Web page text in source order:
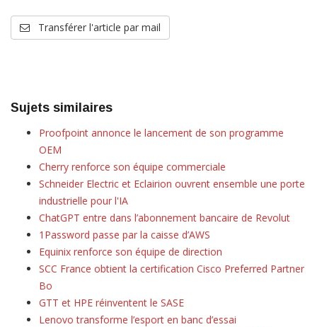
Transférer l'article par mail
Sujets similaires
Proofpoint annonce le lancement de son programme
OEM
Cherry renforce son équipe commerciale
Schneider Electric et Eclairion ouvrent ensemble une porte
industrielle pour l'IA
ChatGPT entre dans l’abonnement bancaire de Revolut
1Password passe par la caisse d’AWS
Equinix renforce son équipe de direction
SCC France obtient la certification Cisco Preferred Partner
Bo
GTT et HPE réinventent le SASE
Lenovo transforme l’esport en banc d’essai